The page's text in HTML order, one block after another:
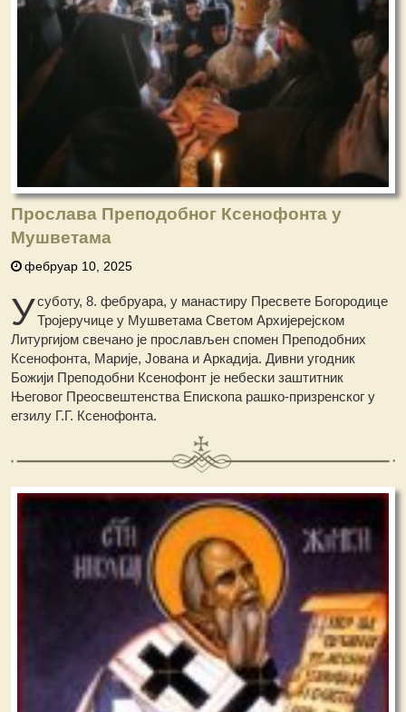
Прослава Преподобног Ксенофонта у
Мушветама
фебруар 10, 2025
Усуботу, 8. фебруара, у манастиру Пресвете Богородице
Тројеручице у Мушветама Светом Архијерејском
Литургијом свечано је прослављен спомен Преподобних
Ксенофонта, Марије, Јована и Аркадија. Дивни угодник
Божији Преподобни Ксенофонт је небески заштитник
Његовог Преосвештенства Епископа рашко-призренског у
егзилу Г.Г. Ксенофонта.